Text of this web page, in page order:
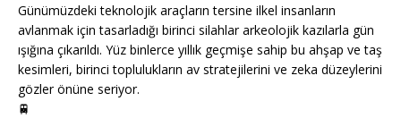
Günümüzdeki teknolojik araçların tersine ilkel insanların
avlanmak için tasarladığı birinci silahlar arkeolojik kazılarla gün
ışığına çıkarıldı. Yüz binlerce yıllık geçmişe sahip bu ahşap ve taş
kesimleri, birinci toplulukların av stratejilerini ve zeka düzeylerini
gözler önüne seriyor.
🚆